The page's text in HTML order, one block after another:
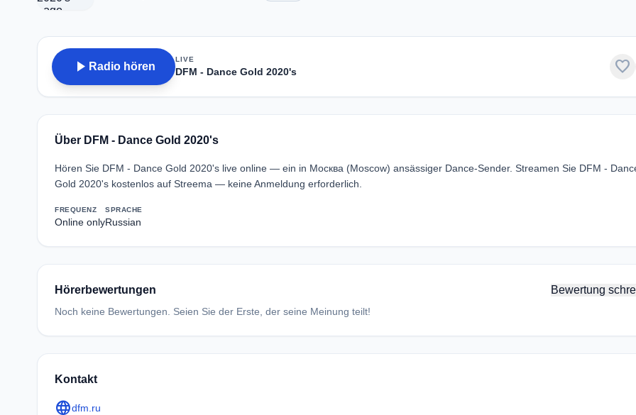
play_arrow Radio hören
LIVE
DFM - Dance Gold 2020's favorite
Über DFM - Dance Gold 2020's
Hören Sie DFM - Dance Gold 2020's live online — ein in Москва (Moscow) ansässiger Dance-Sender. Streamen Sie DFM -
Gold 2020's kostenlos auf Streema — keine Anmeldung erforderlich.
FREQUENZ
Online only
SPRACHE
Russian
Hörerbewertungen Bewertung
Noch keine Bewertungen. Seien Sie der Erste, der seine Meinung teilt!
Kontakt
languagedfm.ru